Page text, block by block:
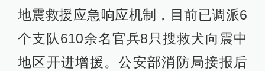
地震救援应急响应机制，目前已调派6
个支队610余名官兵8只搜救犬向震中
地区开进增援。公安部消防局接报后